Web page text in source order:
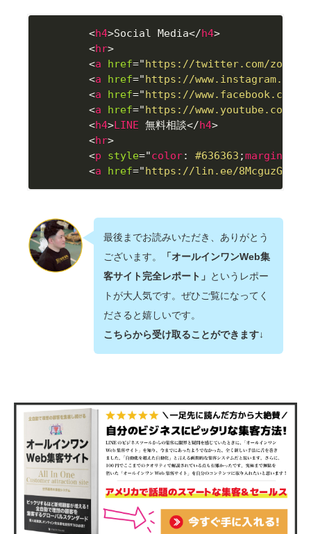
<h4>Social Media</h4>
<hr>
<a href="https://twitter.com/
<a href="https://www.instagram.com/
<a href="https://www.facebook.com/
<a href="https://www.youtube.com/c/
<h4>LINE 無料相談</h4>
<hr>
<p style="color: #636363 ;margin-
<a href="https://lin.ee/8McguzG
最後までお読みいただき、ありがとう
ございます。
「オールインワンWeb集
客サイト完全レポート」 というレポー
トが大人気です。ぜひご覧になってく
ださると嬉しいです。
こちらから受け取ることができます↓